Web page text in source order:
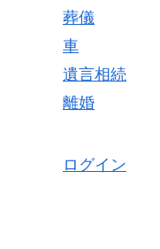
葬儀
車
遺言相続
離婚
ログイン